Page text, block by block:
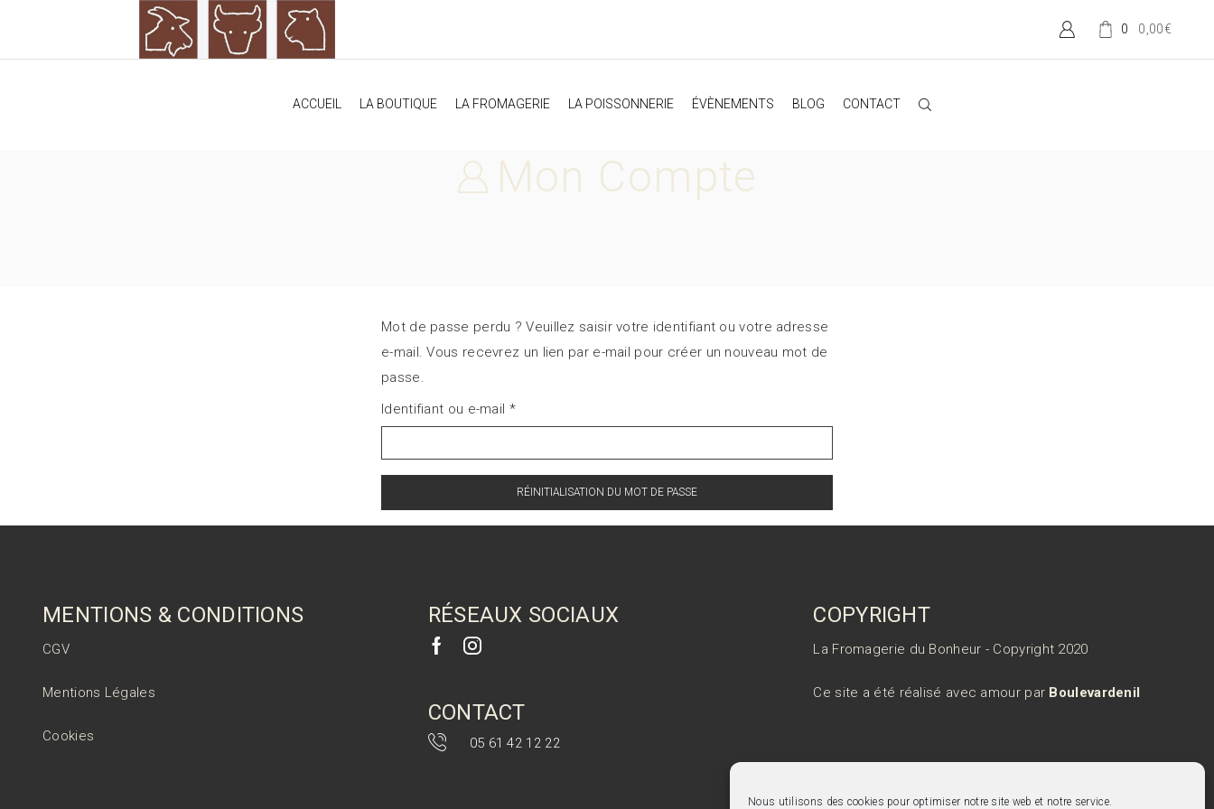
Nous utilisons des cookies pour optimiser notre site web et notre service.
0 0,00€
ACCUEIL LA BOUTIQUE LA FROMAGERIE LA POISSONNERIE ÉVÈNEMENTS BLOG CONTACT
Mon Compte
Mot de passe perdu ? Veuillez saisir votre identifiant ou votre adresse
e-mail. Vous recevrez un lien par e-mail pour créer un nouveau mot de
passe.
Identifiant ou e-mail *
RÉINITIALISATION DU MOT DE PASSE
MENTIONS & CONDITIONS
CGV
Mentions Légales
Cookies
RÉSEAUX SOCIAUX
CONTACT
05 61 42 12 22
COPYRIGHT
La Fromagerie du Bonheur - Copyright 2020
Ce site a été réalisé avec amour par Boulevardenil